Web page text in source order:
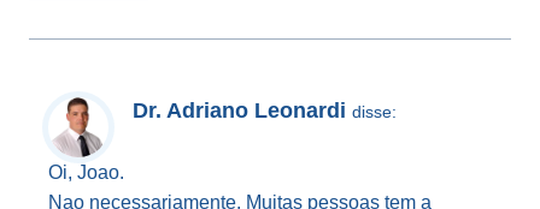
Dr. Adriano Leonardi disse:
Oi, Joao.
Nao necessariamente. Muitas pessoas tem a